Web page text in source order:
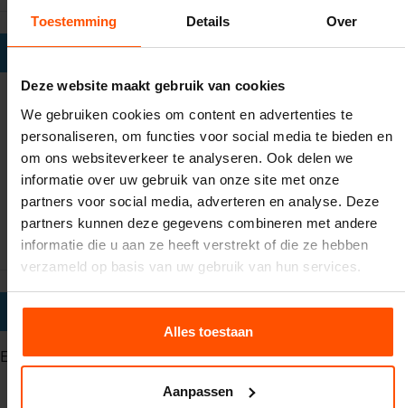
Toestemming Details Over
Deze website maakt gebruik van cookies
We gebruiken cookies om content en advertenties te
personaliseren, om functies voor social media te bieden en
om ons websiteverkeer te analyseren. Ook delen we
informatie over uw gebruik van onze site met onze
partners voor social media, adverteren en analyse. Deze
partners kunnen deze gegevens combineren met andere
informatie die u aan ze heeft verstrekt of die ze hebben
verzameld op basis van uw gebruik van hun services.
Alles toestaan
Aanpassen
VEELGESTELDE VRAGEN (FAQ'S)
Wat is een 18 Meter Buikschuifbaan met
Zwembad?
Is er een leeftijdsbeperking voor deelnemers?
Moet ik speciale kleding dragen?
BEOORDELING:
Er zijn geen beoordelingen